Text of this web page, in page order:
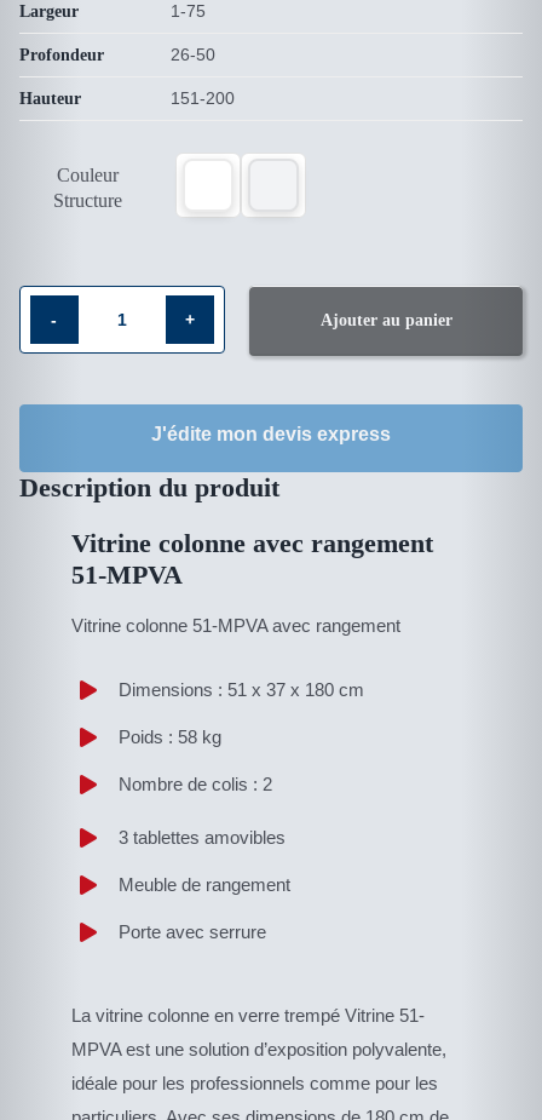
Largeur 1-75
Profondeur 26-50
Hauteur 151-200
Couleur
Structure
Vitrine
colonne
avec
rangement
51-
MPVA
Ajouter au panier
J'édite mon devis express
Description du produit
Vitrine colonne avec rangement
51-MPVA
Vitrine colonne 51-MPVA avec rangement
Dimensions : 51 x 37 x 180 cm
Poids : 58 kg
Nombre de colis : 2
3 tablettes amovibles
Meuble de rangement
Porte avec serrure
La vitrine colonne en verre trempé Vitrine 51-
MPVA est une solution d’exposition polyvalente,
idéale pour les professionnels comme pour les